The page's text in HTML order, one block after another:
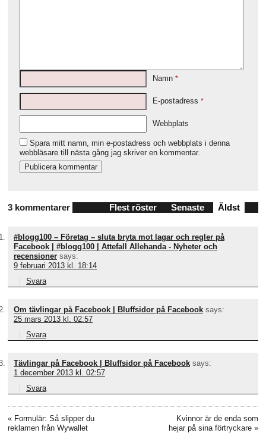
Namn *
E-postadress *
Webbplats
Spara mitt namn, min e-postadress och webbplats i denna
webbläsare till nästa gång jag skriver en kommentar.
3 kommentarer Flest röster Senaste Äldst
#blogg100 – Företag – sluta bryta mot lagar och regler på
Facebook | #blogg100 | Attefall Allehanda - Nyheter och
recensioner says:
9 februari 2013 kl. 18:14
Svara
Om tävlingar på Facebook | Bluffsidor på Facebook says:
25 mars 2013 kl. 02:57
Svara
Tävlingar på Facebook | Bluffsidor på Facebook says:
1 december 2013 kl. 02:57
Svara
« Formulär: Så slipper du
reklamen från Wywallet
Kvinnor är de enda som
hejar på sina förtryckare »